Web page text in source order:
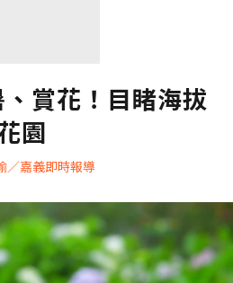
賞花！目睹海拔
園
／嘉義即時報導